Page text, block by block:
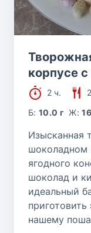
корпусе
2 ч.
Б:10.0 г Ж:
Изысканная
шоколадном
ягодного
шоколад и
идеальный
нашему